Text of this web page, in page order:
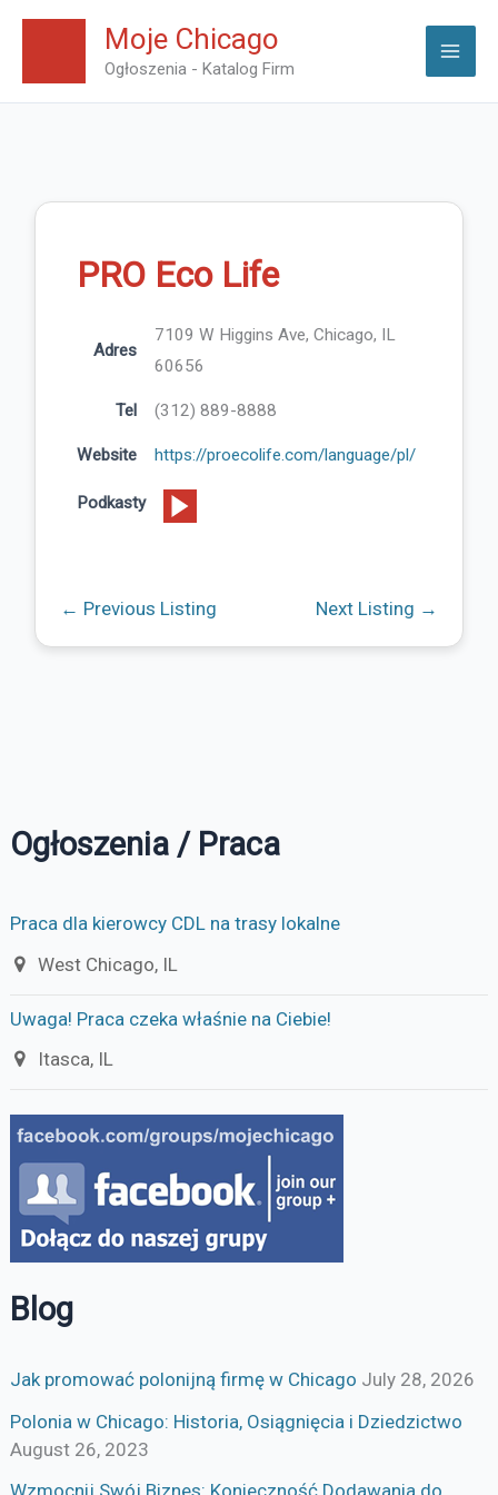
Skip
Moje Chicago
Ogłoszenia - Katalog Firm
Ogłoszenia / Praca
Praca dla kierowcy CDL na trasy lokalne
West Chicago, IL
Uwaga! Praca czeka właśnie na Ciebie!
Itasca, IL
Blog
Jak promować polonijną firmę w Chicago July 28, 2026
Polonia w Chicago: Historia, Osiągnięcia i Dziedzictwo
August 26, 2023
PRO Eco Life
Adres
7109 W Higgins Ave, Chicago, IL
60656
Tel (312) 889-8888
Website https://proecolife.com/language/pl/
Podkasty
← Previous Listing Next Listing →